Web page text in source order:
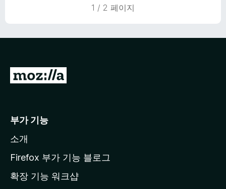
1 / 2 페이지
M
l
a
페
부가 기능
소개
Firefox 부가 기능 블로그
확장 기능 워크샵